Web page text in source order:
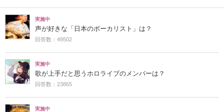
実施中
声が好きな「日本のボーカリスト」は？
回答数：49502
実施中
歌が上手だと思うホロライブのメンバーは？
回答数：23865
実施中